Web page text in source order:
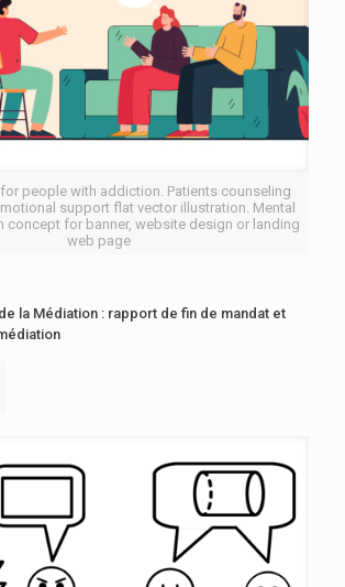
people with addiction. Patients counseling
support flat vector illustration. Mental
concept for banner, website design or landing
web page
la Médiation : rapport de fin de mandat et